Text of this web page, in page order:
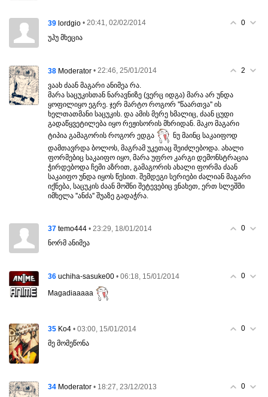
0
39 lordgio • 20:41, 02/02/2014
უჰუ მხეცია
2
38 Moderator • 22:46, 25/01/2014
ვაახ ძაან მაგარი ანიმეა რა.
მარა საცუკისთან ნარავნიზე (ვერც იდგა) მარა არ უნდა
ყოფილიყო ეგრე. ჯერ მარტო როგორ ''წაართვა'' ის
ხელთათმანი საცუკის. და ამის მერე ხმალიც, ძაან ცუდი
გადაწყვეტილება იყო რეჟისორის მხრიდან. მაკო მაგარი
ტიპია გამაგორის როგორ ედგა
ნუ მაინც საკაიფოდ
დამთავრდა ბოლოს, მაგრამ უკეთაც შეიძლებოდა. ახალი
ფორმებიც საკაიფო იყო, მარა უფრო კარგი დემონსტრაცია
ჭირდებოდა ჩემი აზრით, გამაგორის ახალი ფორმა ძაან
საკაიფო უნდა იყოს წესით. შემდეგი სერიები ძალიან მაგარი
იქნება, საცუკის ძაან მოშნი შეტევებიც ვნახეთ, ერთ სლეშში
იმხელა ''ანძა'' შუაზე გადაჭრა.
0
37 temo444 • 23:29, 18/01/2014
ნორმ ანიმეა
0
36 uchiha-sasuke00 • 06:18, 15/01/2014
Magadiaaaaa
0
35 Ko4 • 03:00, 15/01/2014
მე მომეწონა
0
34 Moderator • 18:27, 23/12/2013